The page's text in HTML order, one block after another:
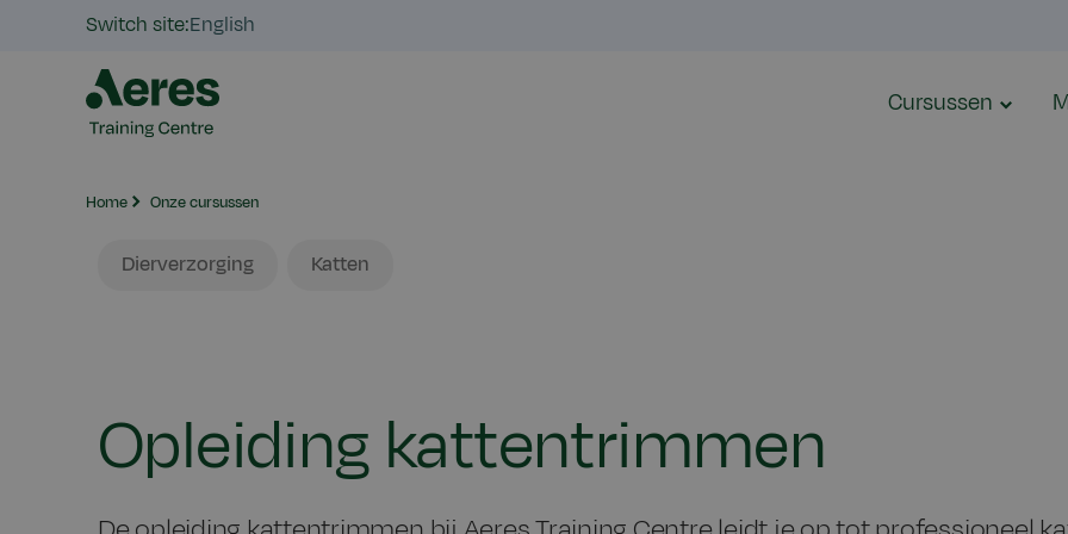
Switch site:English
Cursussen
Home Onze cursussen
DierDierverzorging Gezelschapsdieren
Katten
Opleiding kattentrimmen